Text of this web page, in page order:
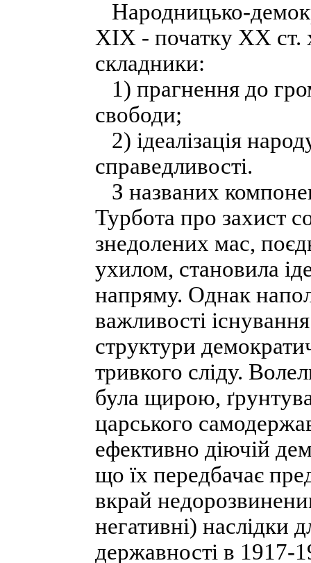
Народницько-
XIX - початку XX ст.
складники:
1) прагнення до
свободи;
2) ідеалізація
справедливості.
З названих
Турбота про захист
знедолених мас,
ухилом, становила
напряму. Однак
важливості
структури
тривкого сліду.
була щирою,
царського
ефективно діючій
що їх передбачає
вкрай
негативні) наслідки
державності в 1917-